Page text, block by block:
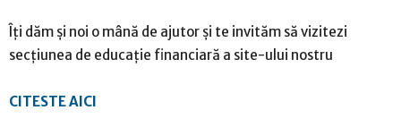
Îți dăm și noi o mână de ajutor și te invităm să vizitezi
secțiunea de educație financiară a site-ului nostru
CITESTE AICI